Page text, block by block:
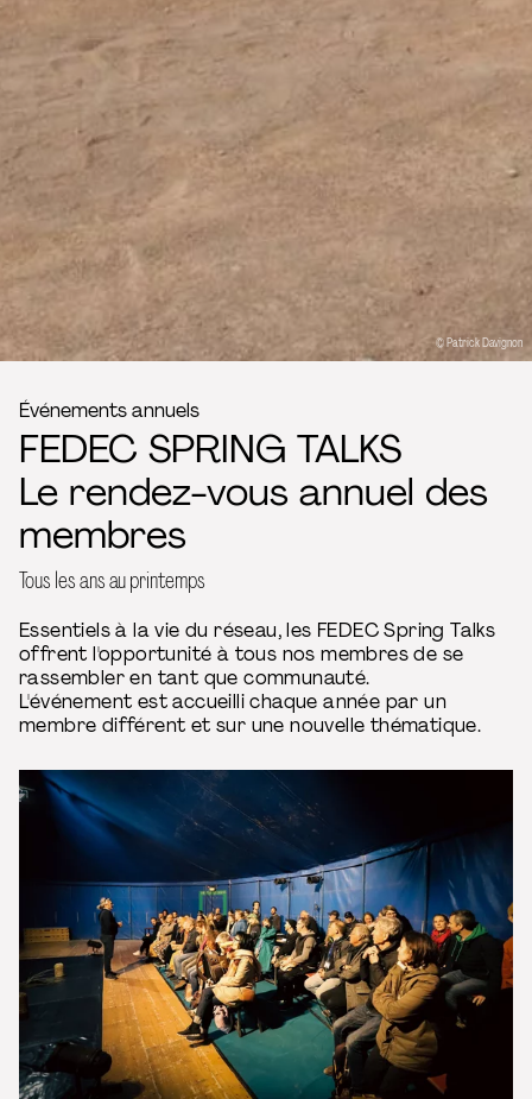
© Patrick Davignon
Événements annuels
FEDEC SPRING TALKS
Le rendez-vous annuel des
membres
Tous les ans au printemps
Essentiels à la vie du réseau, les FEDEC Spring Talks
offrent l'opportunité à tous nos membres de se
rassembler en tant que communauté.
L'événement est accueilli chaque année par un
membre différent et sur une nouvelle thématique.